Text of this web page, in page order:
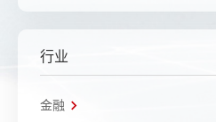
行业
金融